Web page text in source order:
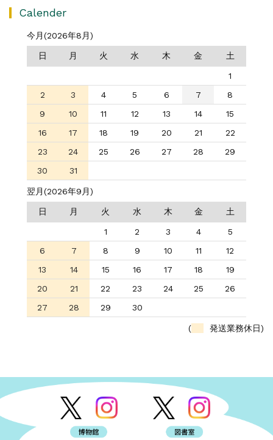
Calender
今月(2026年8月)
日 月 火 水 木 金 土
1
2
3 4 5 6 7
8
9
10 11 12 13 14
15
16
17 18 19 20 21
22
23
24 25 26 27 28
29
30
31
翌月(2026年9月)
日 月 火 水 木 金 土
1 2 3 4
5
6
7 8 9 10 11
12
13
14 15 16 17 18
19
20
21 22 23 24 25
26
27
28 29 30
( 発送業務休日)